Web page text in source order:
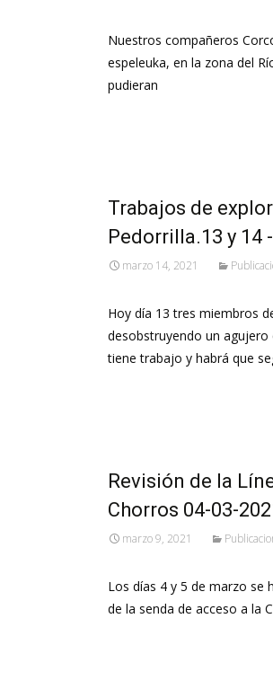
Nuestros compañeros
espeleuka, en la zona del
pudieran
Trabajos de
Pedorrilla.13 y 14
marzo 14, 2021
Hoy día 13 tres miembros
desobstruyendo un
tiene trabajo y habrá que
Revisión de la
Chorros 04-03-
marzo 9, 2021
Los días 4 y 5 de marzo se
de la senda de acceso a la